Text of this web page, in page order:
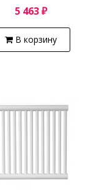
5 463 ₽
В корзину